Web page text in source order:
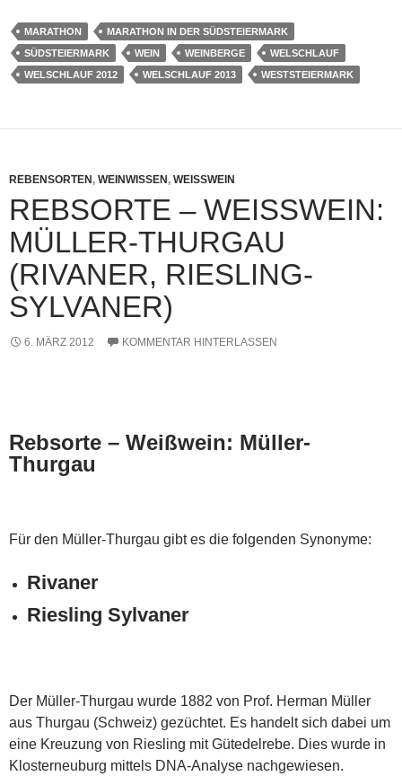
MARATHON
MARATHON IN DER SÜDSTEIERMARK
SÜDSTEIERMARK
WEIN WEINBERGE
WELSCHLAUF
WELSCHLAUF 2012
WELSCHLAUF 2013 WESTSTEIERMARK
REBENSORTEN, WEINWISSEN, WEISSWEIN
REBSORTE – WEISSWEIN: M
ÜLLER-THURGAU (
RIVANER, RIESLING-S
YLVANER)
6. MÄRZ 2012 KOMMENTAR HINTERLASSEN
Rebsorte – Weißwein: Müller-
Thurgau
Für den Müller-Thurgau gibt es die folgenden Synonyme:
Rivaner
Riesling Sylvaner
Der Müller-Thurgau wurde 1882 von Prof. Herman Müller
aus Thurgau (Schweiz) gezüchtet. Es handelt sich dabei um
eine Kreuzung von Riesling mit Gütedelrebe. Dies wurde in
Klosterneuburg mittels DNA-Analyse nachgewiesen.